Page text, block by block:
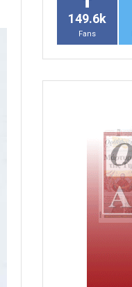
149.6k
Fans